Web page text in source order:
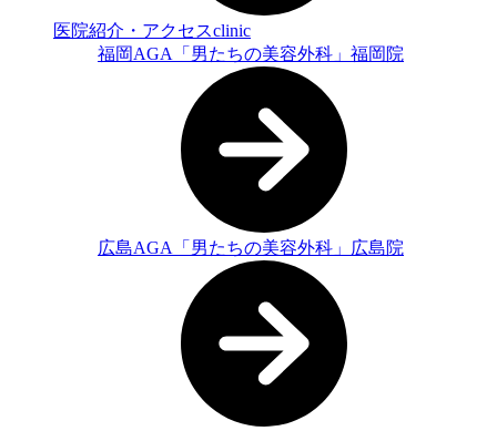
医院紹介・アクセスclinic
福岡AGA「男たちの美容外科」福岡院
広島AGA「男たちの美容外科」広島院